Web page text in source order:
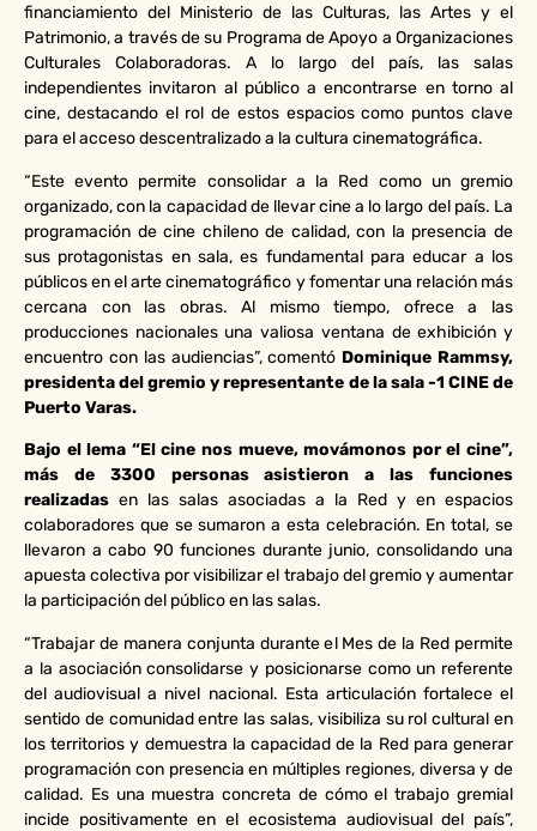
financiamiento del Ministerio de las Culturas, las Artes y el
Patrimonio, a través de su Programa de Apoyo a Organizaciones
Culturales Colaboradoras. A lo largo del país, las salas
independientes invitaron al público a encontrarse en torno al
cine, destacando el rol de estos espacios como puntos clave
para el acceso descentralizado a la cultura cinematográfica.
“Este evento permite consolidar a la Red como un gremio
organizado, con la capacidad de llevar cine a lo largo del país. La
programación de cine chileno de calidad, con la presencia de
sus protagonistas en sala, es fundamental para educar a los
públicos en el arte cinematográfico y fomentar una relación más
cercana con las obras. Al mismo tiempo, ofrece a las
producciones nacionales una valiosa ventana de exhibición y
encuentro con las audiencias”, comentó Dominique Rammsy,
presidenta del gremio y representante de la sala -1 CINE de
Puerto Varas.
Bajo el lema “El cine nos mueve, movámonos por el cine”,
más de 3300 personas asistieron a las funciones
realizadas en las salas asociadas a la Red y en espacios
colaboradores que se sumaron a esta celebración. En total, se
llevaron a cabo 90 funciones durante junio, consolidando una
apuesta colectiva por visibilizar el trabajo del gremio y aumentar
la participación del público en las salas.
“Trabajar de manera conjunta durante el Mes de la Red permite
a la asociación consolidarse y posicionarse como un referente
del audiovisual a nivel nacional. Esta articulación fortalece el
sentido de comunidad entre las salas, visibiliza su rol cultural en
los territorios y demuestra la capacidad de la Red para generar
programación con presencia en múltiples regiones, diversa y de
calidad. Es una muestra concreta de cómo el trabajo gremial
incide positivamente en el ecosistema audiovisual del país”,